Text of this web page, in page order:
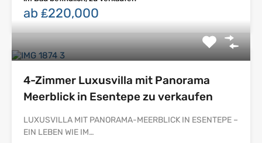
ab ₤220,000
4-Zimmer Luxusvilla mit Panorama
Meerblick in Esentepe zu verkaufen
LUXUSVILLA MIT PANORAMA-MEERBLICK IN ESENTEPE –
EIN LEBEN WIE IM…